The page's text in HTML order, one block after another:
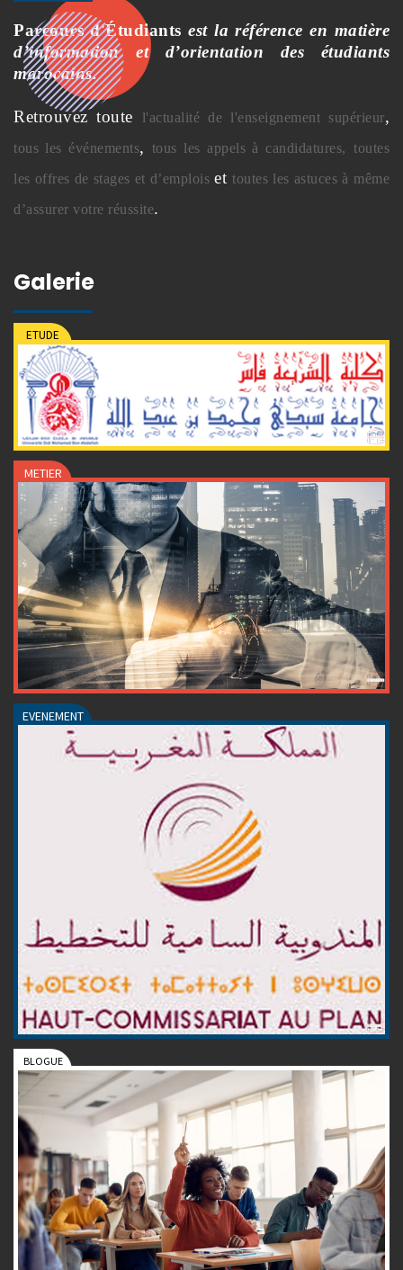
Parcours d'Étudiants est la référence en matière
d’information et d’orientation des étudiants
marocains.
Retrouvez toute l'actualité de l'enseignement supérieur,
tous les événements, tous les appels à candidatures, toutes
les offres de stages et d’emploisettoutes les astuces à même
d’assurer votre réussite.
Galerie